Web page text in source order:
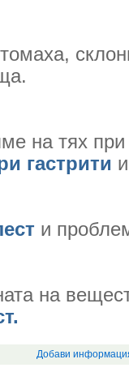
на тях
гастрити
и
на
Добави